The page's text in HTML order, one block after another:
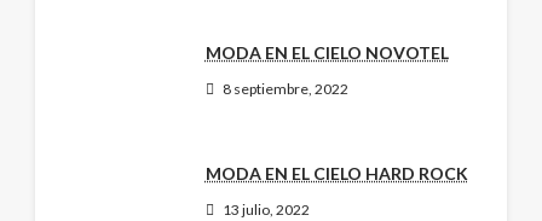
MODA EN EL CIELO NOVOTEL
8 septiembre, 2022
MODA EN EL CIELO HARD ROCK
13 julio, 2022